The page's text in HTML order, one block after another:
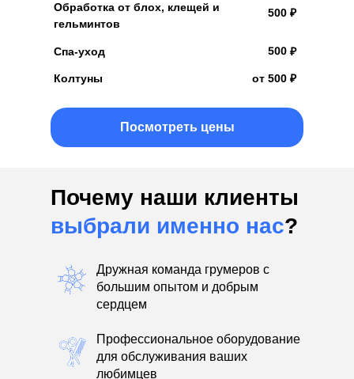
Посмотреть цены
Почему наши клиенты
выбрали именно нас?
Дружная команда грумеров с
большим опытом и добрым
сердцем
Профессиональное оборудование
для обслуживания ваших
любимцев
Обработка от блох, клещей и
гельминтов
Спа-уход
Колтуны
500 ₽
500 ₽
от 500 ₽